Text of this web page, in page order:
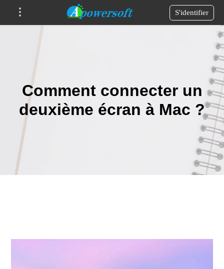
S'identifier
Comment connecter un
deuxième écran à Mac ?